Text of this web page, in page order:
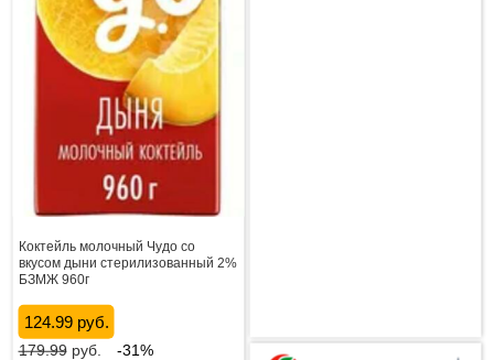
Коктейль молочный Чудо со
вкусом дыни стерилизованный 2%
БЗМЖ 960г
124.99 руб.
179.99руб. -31%